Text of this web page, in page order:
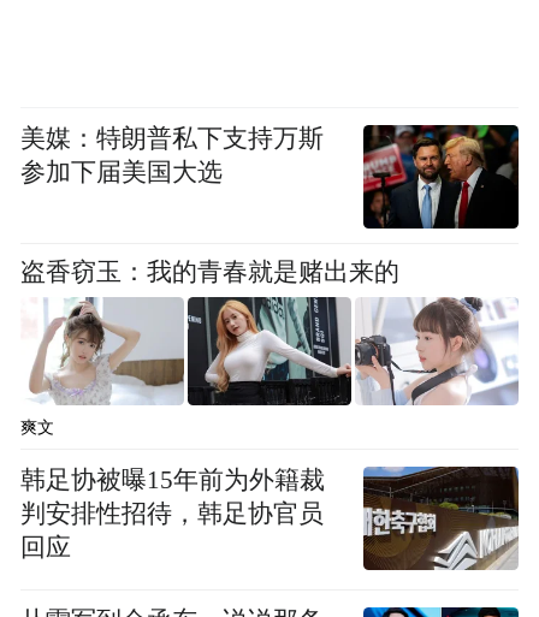
饿死。
@啄啄木鸟_Lewis：要是香菜的那才要命
@miowoo盖世宝宝：原来不是抹茶，是韭
菜。
@不要乱来嘛-：完全超越了五仁的存在。
@徐州铁路公安: 五仁月饼君终于可以长长松
口气了。
@Empty_空城：你们不是讨厌五仁月饼吗？
美媒：特朗普私下支持万斯
参加下届美国大选
盗香窃玉：我的青春就是赌出来的
爽文
韩足协被曝15年前为外籍裁
判安排性招待，韩足协官员
回应